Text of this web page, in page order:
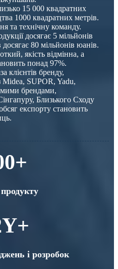
15 000 квадратних
1000 квадратних метрів.
та технічну команду.
досягає 5 мільйонів
80 мільйонів юанів.
якість відмінна, а
понад 97%.
клієнтів бренду,
Midea, SUPOR, Yadu,
брендами,
Близького Сходу
експорту становить
+
Y+
і розробок